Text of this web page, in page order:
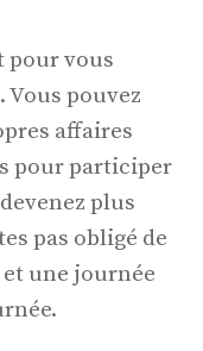
pour vous
pouvez
affaires
pour participer
plus
pas obligé de
une journée